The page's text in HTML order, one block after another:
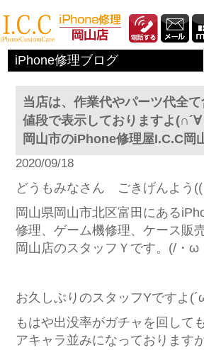
iPhone修理ブログ
当店は、作業代やパーツ代全
値段で表示しておりますよ
岡山市のiPhone修理屋I.C.C岡
2020/09/18
どうもみなさん ごきげんよう
岡山県岡山市北区富田にある
修理、ゲーム機修理、ケース販
岡山店のスタッフＹです。(/・ω
お久しぶりのスタッフYですよ
もはや出没率がガチャを回して
アキャラ並みになっております